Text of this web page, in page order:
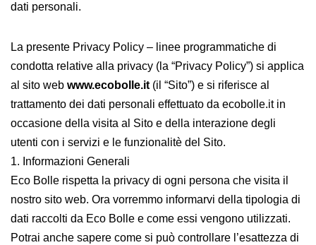
dati personali.
La presente Privacy Policy – linee programmatiche di
condotta relative alla privacy (la “Privacy Policy”) si applica
al sito web www.ecobolle.it (il “Sito”) e si riferisce al
trattamento dei dati personali effettuato da ecobolle.it in
occasione della visita al Sito e della interazione degli
utenti con i servizi e le funzionalitè del Sito.
1. Informazioni Generali
Eco Bolle rispetta la privacy di ogni persona che visita il
nostro sito web. Ora vorremmo informarvi della tipologia di
dati raccolti da Eco Bolle e come essi vengono utilizzati.
Potrai anche sapere come si può controllare l’esattezza di